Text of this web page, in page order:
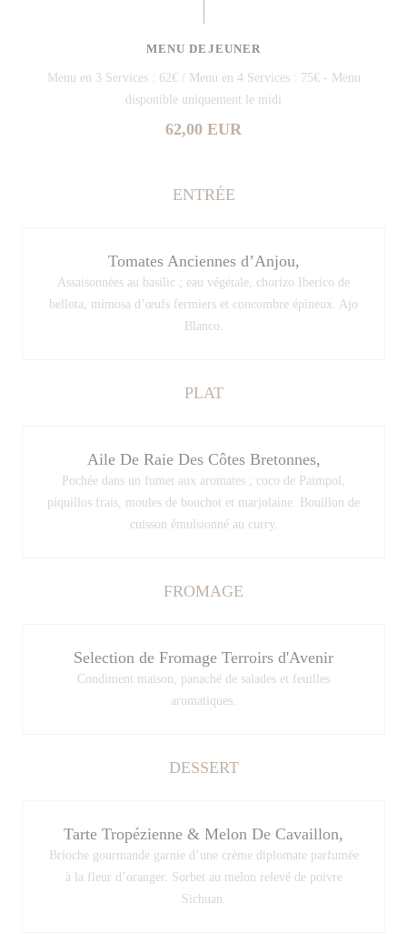
MENU DEJEUNER
Menu en 3 Services : 62€ / Menu en 4 Services : 75€ - Menu
disponible uniquement le midi
62,00 EUR
ENTRÉE
Tomates Anciennes d’Anjou,
Assaisonnées au basilic ; eau végétale, chorizo Iberico de
bellota, mimosa d’œufs fermiers et concombre épineux. Ajo
Blanco.
PLAT
Aile De Raie Des Côtes Bretonnes,
Pochée dans un fumet aux aromates ; coco de Paimpol,
piquillos frais, moules de bouchot et marjolaine. Bouillon de
cuisson émulsionné au curry.
FROMAGE
Selection de Fromage Terroirs d'Avenir
Condiment maison, panaché de salades et feuilles
aromatiques.
DESSERT
Tarte Tropézienne & Melon De Cavaillon,
Brioche gourmande garnie d’une crème diplomate parfumée
à la fleur d’oranger. Sorbet au melon relevé de poivre
Sichuan.